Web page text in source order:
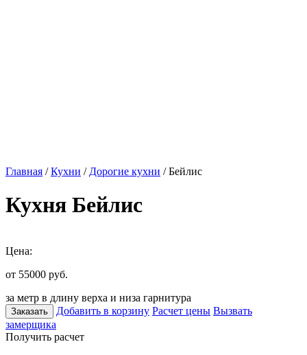
Главная /Кухни / Дорогие кухни / Бейлис
Кухня Бейлис
Цена:
от 55000 руб.
за метр в длину верха и низа гарнитура
Заказать Добавить в корзину Расчет цены Вызвать
замерщика
Получить расчет